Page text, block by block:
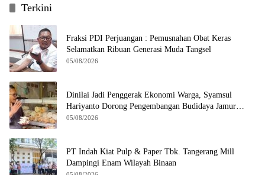
Terkini
Fraksi PDI Perjuangan : Pemusnahan Obat Keras
Selamatkan Ribuan Generasi Muda Tangsel
05/08/2026
Dinilai Jadi Penggerak Ekonomi Warga, Syamsul
Hariyanto Dorong Pengembangan Budidaya Jamur
Crispy di Serpong
05/08/2026
PT Indah Kiat Pulp & Paper Tbk. Tangerang Mill
Dampingi Enam Wilayah Binaan